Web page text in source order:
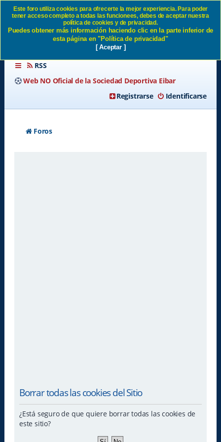
Borrar todas las cookies del
Sitio SD Eibar
RSS
Web NO Oficial de la Sociedad Deportiva Eibar
Identificarse
Registrarse
Foros
Borrar todas las cookies del Sitio
¿Está seguro de que quiere borrar todas las cookies de
este sitio?
Este foro utiliza cookies para ofrecerte la mejor experiencia. Para poder
tener acceso completo a todas las funcionees, debes de aceptar nuestra
política de cookies y de privacidad.
Puedes obtener más información haciendo clic en la parte inferior de
esta página en "Política de privacidad"
[ Aceptar ]